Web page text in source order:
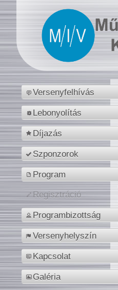
Versenyfelhívás
Lebonyolítás
Díjazás
Szponzorok
Program
Regisztráció
Programbizottság
Versenyhelyszín
Kapcsolat
Galéria